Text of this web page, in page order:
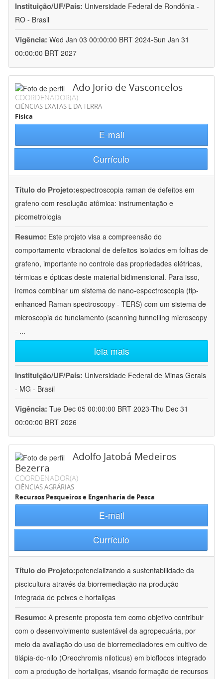
Instituição/UF/País: Universidade Federal de Rondônia -
RO - Brasil
Vigência: Wed Jan 03 00:00:00 BRT 2024-Sun Jan 31
00:00:00 BRT 2027
Ado Jorio de Vasconcelos
COORDENADOR(A)
CIÊNCIAS EXATAS E DA TERRA
Física
E-mail
Currículo
Título do Projeto:espectroscopia raman de defeitos em
grafeno com resolução atômica: instrumentação e
picometrologia
Resumo: Este projeto visa a compreensão do
comportamento vibracional de defeitos isolados em folhas de
grafeno, importante no controle das propriedades elétricas,
térmicas e ópticas deste material bidimensional. Para isso,
iremos combinar um sistema de nano-espectroscopia (tip-
enhanced Raman spectroscopy - TERS) com um sistema de
microscopia de tunelamento (scanning tunnelling microscopy
- ...
leia mais
Instituição/UF/País: Universidade Federal de Minas Gerais
- MG - Brasil
Vigência: Tue Dec 05 00:00:00 BRT 2023-Thu Dec 31
00:00:00 BRT 2026
Adolfo Jatobá Medeiros
Bezerra
COORDENADOR(A)
CIÊNCIAS AGRÁRIAS
Recursos Pesqueiros e Engenharia de Pesca
E-mail
Currículo
Título do Projeto:potencializando a sustentabilidade da
piscicultura através da biorremediação na produção
integrada de peixes e hortaliças
Resumo: A presente proposta tem como objetivo contribuir
com o desenvolvimento sustentável da agropecuária, por
meio da avaliação do uso de biorremediadores em cultivo de
tilápia-do-nilo (Oreochromis niloticus) em bioflocos integrado
com a produção de hortaliças, visando formação de recursos